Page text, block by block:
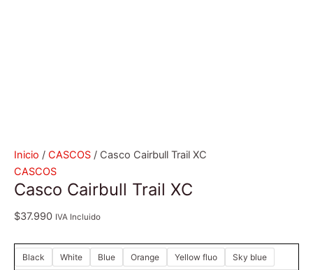
Inicio / CASCOS / Casco Cairbull Trail XC
CASCOS
Casco Cairbull Trail XC
$37.990 IVA Incluido
Black White Blue Orange Yellow fluo Sky blue